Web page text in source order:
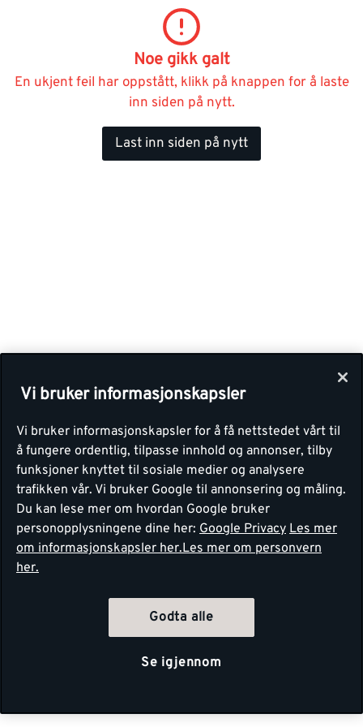
Noe gikk galt
En ukjent feil har oppstått, klikk på knappen for å laste
inn siden på nytt.
Last inn siden på nytt
Vi bruker informasjonskapsler
Vi bruker informasjonskapsler for å få nettstedet vårt til
å fungere ordentlig, tilpasse innhold og annonser, tilby
funksjoner knyttet til sosiale medier og analysere
trafikken vår. Vi bruker Google til annonsering og måling.
Du kan lese mer om hvordan Google bruker
personopplysningene dine her: Google Privacy Les mer
om informasjonskapsler her.Les mer om personvern
her.
Godta alle
Se igjennom